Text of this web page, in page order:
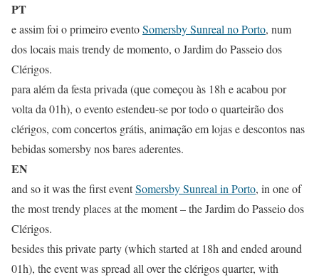
PT
e assim foi o primeiro eventoSomersby Sunreal no Porto, num
dos locais mais trendy de momento, o Jardim do Passeio dos
Clérigos.
para além da festa privada (que começou às 18h e acabou por
volta da 01h), o evento estendeu-se por todo o quarteirão dos
clérigos, com concertos grátis, animação em lojas e descontos nas
bebidas somersby nos bares aderentes.
EN
and so it was the first eventSomersby Sunreal in Porto, in one of
the most trendy places at the moment – the Jardim do Passeio dos
Clérigos.
besides this private party (which started at 18h and ended around
01h), the event was spread all over the clérigos quarter, with